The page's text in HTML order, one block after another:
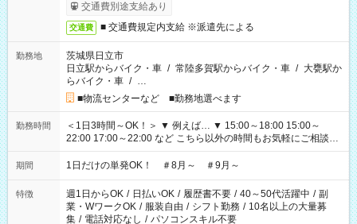
交通費別途支給あり
交通費 ■ 交通費規定内支給 ※派遣先による
勤務地
茨城県日立市
日立駅からバイク・車 / 常陸多賀駅からバイク・車 / 大甕駅か
らバイク・車 / …
■物流センターなど ■勤務地選べます
勤務時間
＜1日3時間～OK！＞ ▼ 例えば… ▼ 15:00～18:00 15:00～
22:00 17:00～22:00 など こちら以外の時間もお気軽にご相談く
ださい！
期間 1日だけの単発OK！ ＃8月～ ＃9月～
特徴 週1日からOK / 日払いOK / 履歴書不要 / 40～50代活躍中 / 副
業・WワークOK / 服装自由 / シフト勤務 / 10名以上の大量募
集 / 電話対応なし / パソコンスキル不要